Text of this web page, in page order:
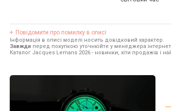
Повідомити про помилку в описі
Інформація в описі моделі носить довідковий характер.
Завжди перед покупкою уточнюйте у менеджера
Каталог Jacques Lemans 2026 - новинки, хіти продажів і